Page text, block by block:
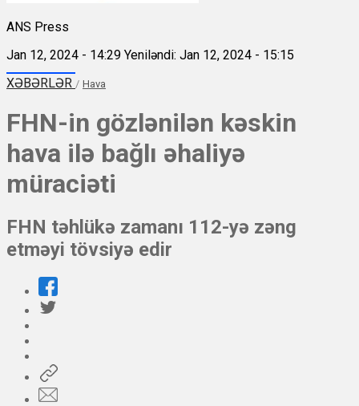
ANS Press
Jan 12, 2024 - 14:29 Yeniləndi: Jan 12, 2024 - 15:15
XƏBƏRLƏR / Hava
FHN-in gözlənilən kəskin
hava ilə bağlı əhaliyə
müraciəti
FHN təhlükə zamanı 112-yə zəng
etməyi tövsiyə edir